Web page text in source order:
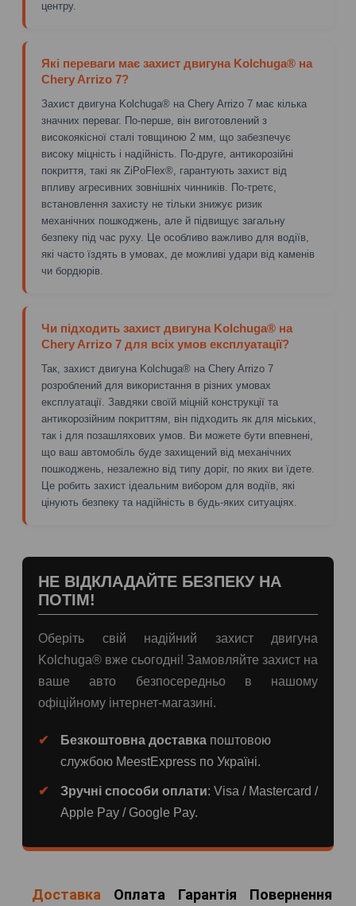
центру.
Які переваги має захист двигуна Kolchuga® на
Chery Arrizo 7?
Захист двигуна Kolchuga® на Chery Arrizo 7 має кілька
значних переваг. По-перше, він виготовлений з
високоякісної сталі товщиною 2 мм, що забезпечує
високу міцність і надійність. По-друге, антикорозійні
покриття, такі як ZiPoFlex®, гарантують захист від
впливу агресивних зовнішніх чинників. По-третє,
встановлення захисту не тільки знижує ризик
механічних пошкоджень, але й підвищує загальну
безпеку під час руху. Це особливо важливо для водіїв,
які часто їздять в умовах, де можливі удари від каменів
чи бордюрів.
Чи підходить захист двигуна Kolchuga® на
Chery Arrizo 7 для всіх умов експлуатації?
Так, захист двигуна Kolchuga® на Chery Arrizo 7
розроблений для використання в різних умовах
експлуатації. Завдяки своїй міцній конструкції та
антикорозійним покриттям, він підходить як для міських,
так і для позашляхових умов. Ви можете бути впевнені,
що ваш автомобіль буде захищений від механічних
пошкоджень, незалежно від типу доріг, по яких ви їдете.
Це робить захист ідеальним вибором для водіїв, які
цінують безпеку та надійність в будь-яких ситуаціях.
НЕ ВІДКЛАДАЙТЕ БЕЗПЕКУ НА
ПОТІМ!
Оберіть свій надійний захист двигуна
Kolchuga® вже сьогодні! Замовляйте захист на
ваше авто безпосередньо в нашому
офіційному інтернет-магазині.
Безкоштовна доставка поштовою
службою MeestExpress по Україні.
Зручні способи оплати: Visa / Mastercard /
Apple Pay / Google Pay.
Доставка Оплата Гарантія Повернення